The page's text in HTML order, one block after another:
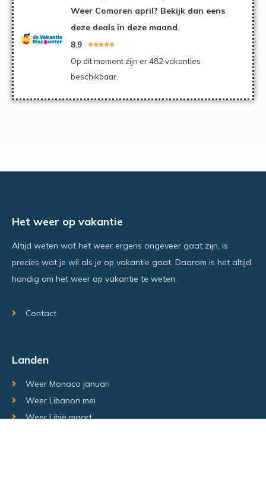
Weer Comoren april? Bekijk dan eens
deze deals in deze maand.
8,9 
Op dit moment zijn er 482 vakanties
beschikbaar.
Het weer op vakantie
Altijd weten wat het weer ergens ongeveer gaat zijn, is
precies wat je wil als je op vakantie gaat. Daarom is het altijd
handig om het weer op vakantie te weten.
Contact
Landen
Weer Monaco januari
Weer Libanon mei
Weer Libië maart